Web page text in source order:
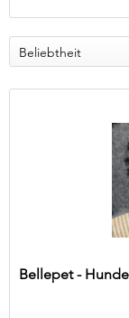
Bellepet -